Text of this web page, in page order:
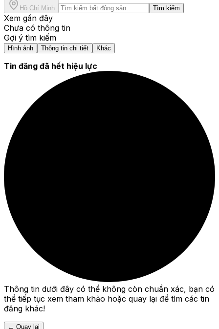
Hồ Chí Minh Tìm kiếm
Xem gần đây
Chưa có thông tin
Gợi ý tìm kiếm
Hình ảnh Thông tin chi tiết Khác
Tin đăng đã hết hiệu lực
Thông tin dưới đây có thể không còn chuẩn xác, bạn có
thể tiếp tục xem tham khảo hoặc quay lại để tìm các tin
đăng khác!
← Quay lại